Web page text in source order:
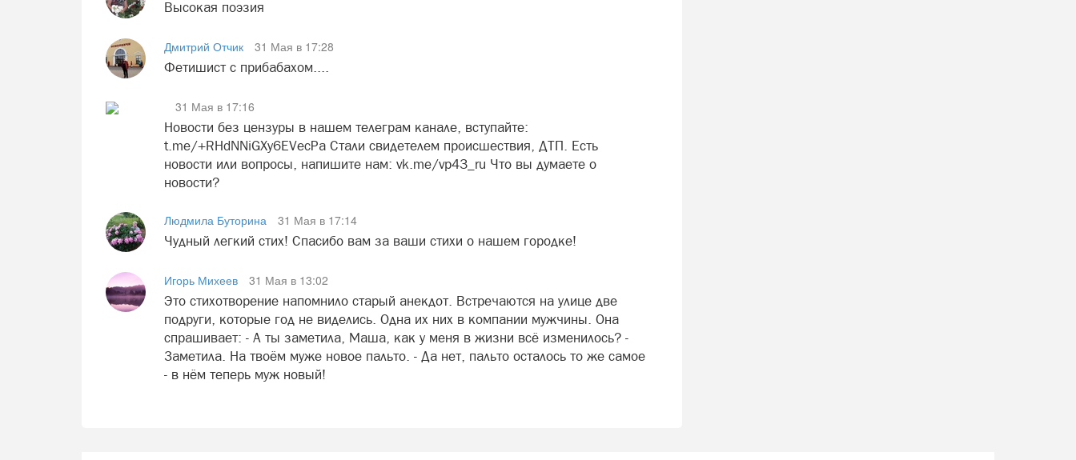
Высокая поэзия
Дмитрий Отчик
31 Мая в 17:28
Фетишист с прибабахом....
31 Мая в 17:16
Новости без цензуры в нашем телеграм канале, вступайте:
t.me/+RHdNNiGXy6EVecPa Стали свидетелем происшествия, ДТП. Есть
новости или вопросы, напишите нам: vk.me/vp43_ru Что вы думаете о
новости?
Людмила Буторина
31 Мая в 17:14
Чудный легкий стих! Спасибо вам за ваши стихи о нашем городке!
Игорь Михеев
31 Мая в 13:02
Это стихотворение напомнило старый анекдот. Встречаются на улице две
подруги, которые год не виделись. Одна их них в компании мужчины. Она
спрашивает: - А ты заметила, Маша, как у меня в жизни всё изменилось? -
Заметила. На твоём муже новое пальто. - Да нет, пальто осталось то же самое
- в нём теперь муж новый!